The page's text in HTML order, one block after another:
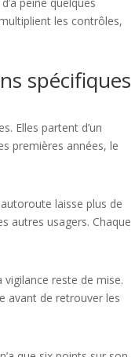
peine quelques
les contrôles,
spécifiques
Elles partent d’un
premières années, le
laisse plus de
autres usagers. Chaque
reste de mise.
avant de retrouver les